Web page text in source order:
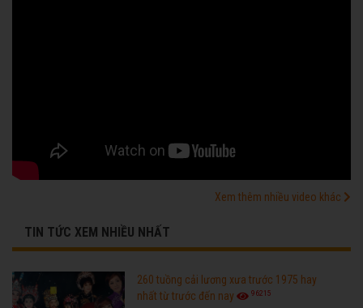
Xem thêm nhiều video khác
TIN TỨC XEM NHIỀU NHẤT
260 tuồng cải lương xưa trước 1975 hay
nhất từ trước đến nay
96215